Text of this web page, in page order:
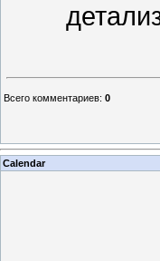
Всего комментариев: 0
Calendar